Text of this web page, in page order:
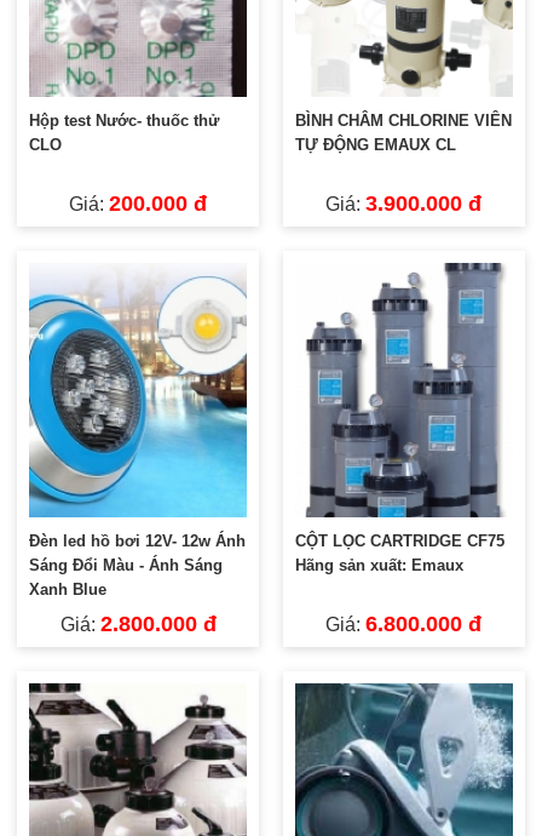
Hộp test Nước- thuốc thử
CLO
Giá:200.000 đ
BÌNH CHÂM CHLORINE VIÊN
TỰ ĐỘNG EMAUX CL
Giá:3.900.000 đ
Đèn led hồ bơi 12V- 12w Ánh
Sáng Đổi Màu - Ánh Sáng
Xanh Blue
Giá: 2.800.000 đ
CỘT LỌC CARTRIDGE CF75
Hãng sản xuất: Emaux
Giá:6.800.000 đ